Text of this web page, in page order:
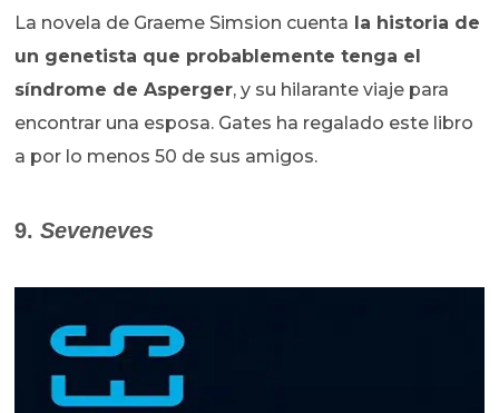
La novela de Graeme Simsion cuenta la historia de
un genetista que probablemente tenga el
síndrome de Asperger, y su hilarante viaje para
encontrar una esposa. Gates ha regalado este libro
a por lo menos 50 de sus amigos.
9.Seveneves